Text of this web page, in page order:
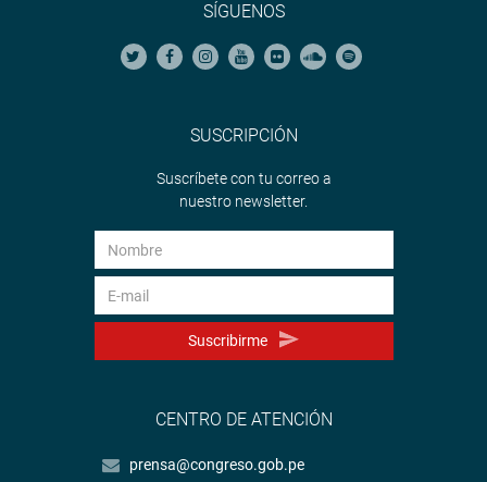
SÍGUENOS
SUSCRIPCIÓN
Suscríbete con tu correo a
nuestro newsletter.
Suscribirme
CENTRO DE ATENCIÓN
prensa@congreso.gob.pe